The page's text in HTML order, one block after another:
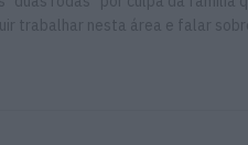
trabalhar nesta área e falar